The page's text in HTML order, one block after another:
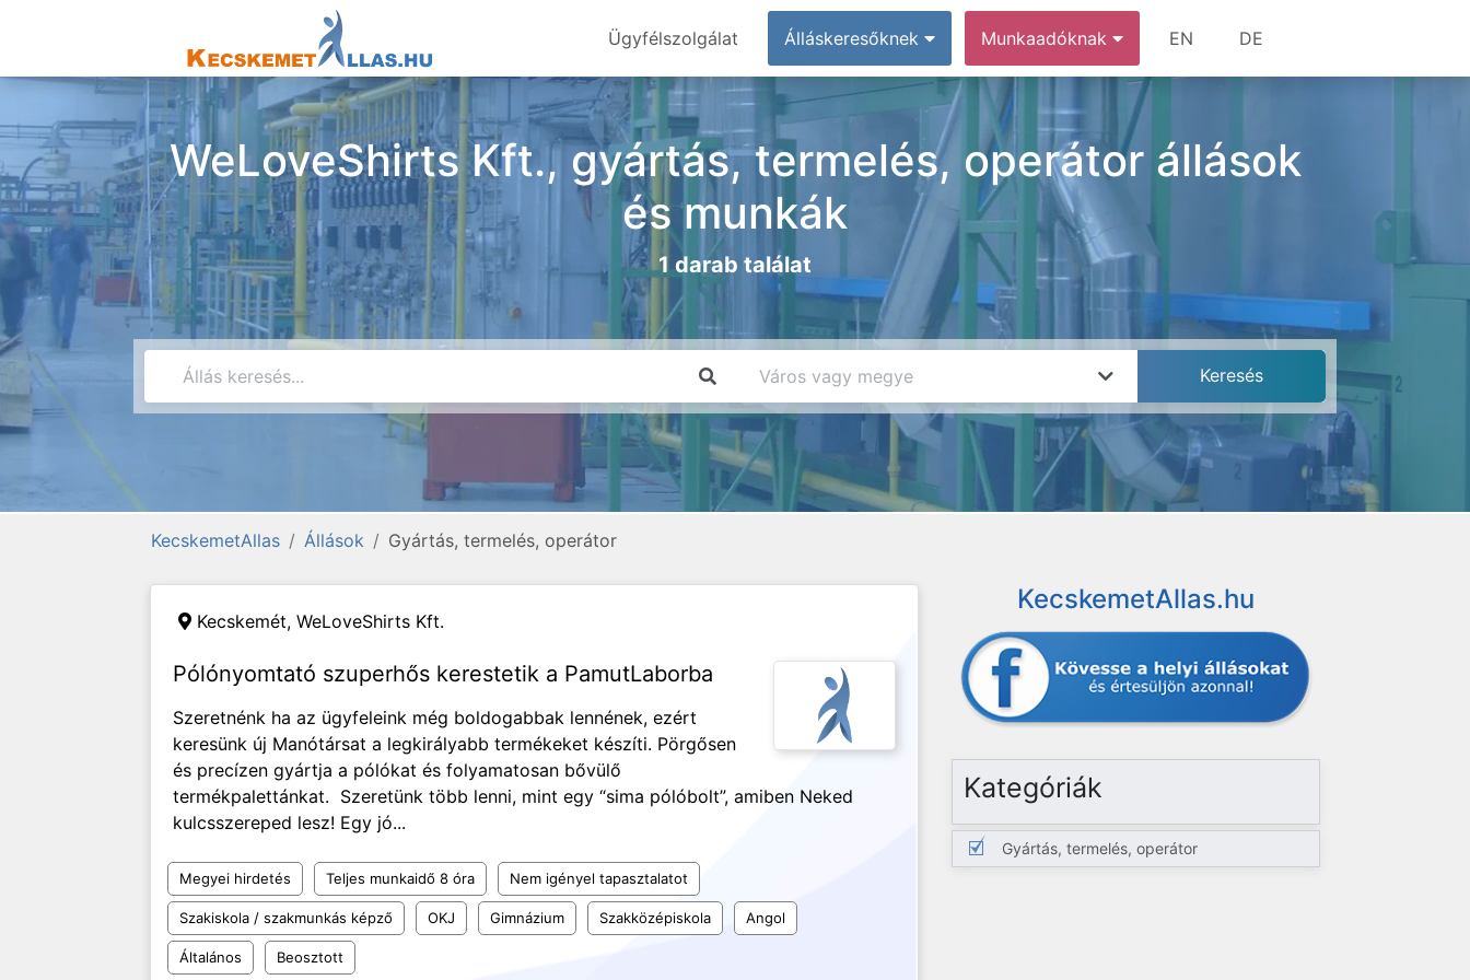
Ügyfélszolgálat Álláskeresőknek Munkaadóknak EN DE
WeLoveShirts Kft., gyártás, termelés, operátor állások
és munkák
1 darab találat
KecskemetAllas Állások Gyártás, termelés, operátor
Kecskemét, WeLoveShirts Kft.
Pólónyomtató szuperhős kerestetik a PamutLaborba
Szeretnénk ha az ügyfeleink még boldogabbak lennének, ezért
keresünk új Manótársat a legkirályabb termékeket készíti. Pörgősen
és precízen gyártja a pólókat és folyamatosan bővülő
termékpalettánkat. Szeretünk több lenni, mint egy “sima pólóbolt”, amiben Neked
kulcsszereped lesz! Egy jó...
Megyei hirdetés Teljes munkaidő 8 óra Nem igényel tapasztalatot
Szakiskola / szakmunkás képző OKJ Gimnázium Szakközépiskola Angol
Általános Beosztott
KecskemetAllas.hu
Kategóriák
Gyártás, termelés, operátor